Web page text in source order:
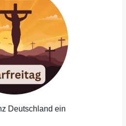
Deutschland ein